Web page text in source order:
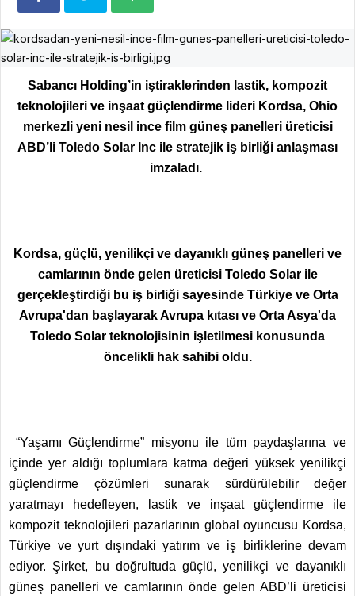
Sabancı Holding’in iştiraklerinden lastik, kompozit
teknolojileri ve inşaat güçlendirme lideri Kordsa, Ohio
merkezli yeni nesil ince film güneş panelleri üreticisi
ABD’li Toledo Solar Inc ile stratejik iş birliği anlaşması
imzaladı.
Kordsa, güçlü, yenilikçi ve dayanıklı güneş panelleri ve
camlarının önde gelen üreticisi Toledo Solar ile
gerçekleştirdiği bu iş birliği sayesinde Türkiye ve Orta
Avrupa'dan başlayarak Avrupa kıtası ve Orta Asya'da
Toledo Solar teknolojisinin işletilmesi konusunda
öncelikli hak sahibi oldu.
“Yaşamı Güçlendirme” misyonu ile tüm paydaşlarına ve
içinde yer aldığı toplumlara katma değeri yüksek yenilikçi
güçlendirme çözümleri sunarak sürdürülebilir değer
yaratmayı hedefleyen, lastik ve inşaat güçlendirme ile
kompozit teknolojileri pazarlarının global oyuncusu Kordsa,
Türkiye ve yurt dışındaki yatırım ve iş birliklerine devam
ediyor. Şirket, bu doğrultuda güçlü, yenilikçi ve dayanıklı
güneş panelleri ve camlarının önde gelen ABD’li üreticisi